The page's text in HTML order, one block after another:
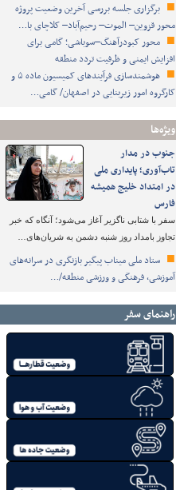
برگزاری جلسه بررسی آخرین وضعیت پروژه
محور قزوین– الموت– رحیم‌آباد– کلاچای با…
محور کبودرآهنگ–سوباشی؛ گامی برای
افزایش ایمنی و ظرفیت تردد منطقه
هوشمندسازی فرآیندهای کمیسیون ماده ۵ و
کارگروه امور زیربنایی در اصفهان/ گامی…
ویژه‌ها
جنوب در مدار
تاب‌آوری؛ پایداری ملی
در امتداد خلیج همیشه
فارس
سفر با شتابی ناگزیر آغاز می‌شود؛ آنگاه که خبر
تجاوز بامداد روز شنبه دشمن به شریان‌های…
ستاد ملی میناب پیگیر بازنگری در سرانه‌های
آموزشی، فرهنگی و ورزشی منطقه/…
راهنمای سفر